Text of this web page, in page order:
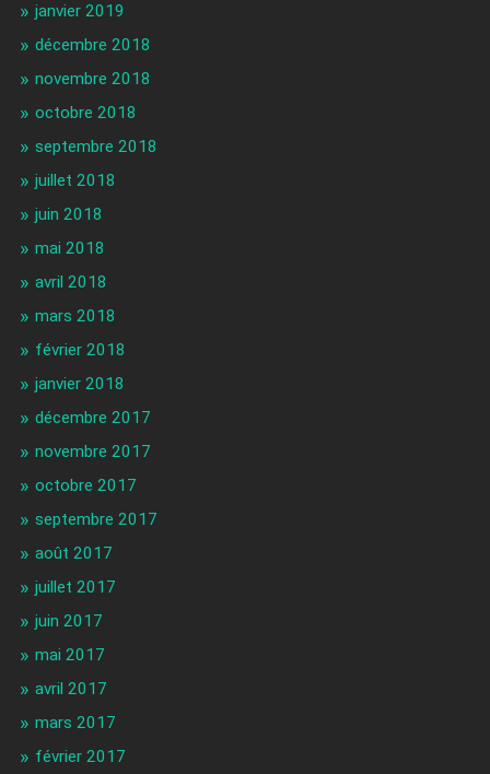
janvier 2019
décembre 2018
novembre 2018
octobre 2018
septembre 2018
juillet 2018
juin 2018
mai 2018
avril 2018
mars 2018
février 2018
janvier 2018
décembre 2017
novembre 2017
octobre 2017
septembre 2017
août 2017
juillet 2017
juin 2017
mai 2017
avril 2017
mars 2017
février 2017